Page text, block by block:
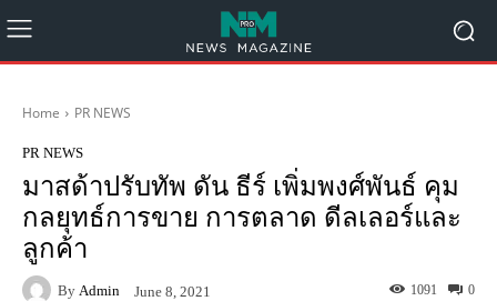
Home PR NEWS
PR NEWS
มาสด้าปรับทัพ ดัน ธีร์ เพิ่มพงศ์พันธ์ คุม
กลยุทธ์การขาย การตลาด ดีลเลอร์และ
ลูกค้า
By Admin June 8, 2021 0
1091